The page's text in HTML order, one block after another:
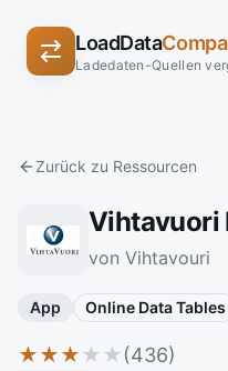
LoadData
Ladedaten-Quellen
Zurück zu Ressourcen
Vihtavuori
von Vihtavouri
App Online Data Tables
★★★★ ★ (436)